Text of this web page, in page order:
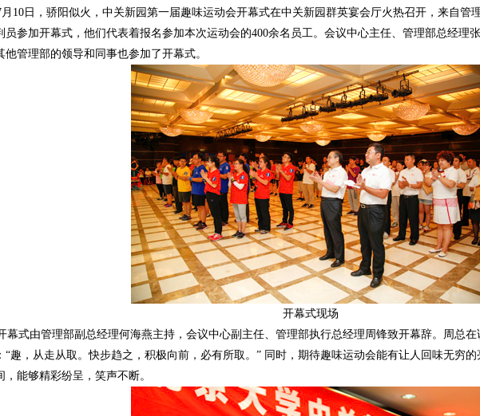
10日，骄阳似火，中关新园第一届趣味运动会开幕式在中关新园群英宴会厅火热召开，来自管
员参加开幕式，他们代表着报名参加本次运动会的400余名员工。会议中心主任、管理部总经理
他管理部的领导和同事也参加了开幕式。
开幕式现场
式由管理部副总经理何海燕主持，会议中心副主任、管理部执行总经理周锋致开幕辞。周总在
“趣，从走从取。快步趋之，积极向前，必有所取。” 同时，期待趣味运动会能有让人回味无穷
，能够精彩纷呈，笑声不断。